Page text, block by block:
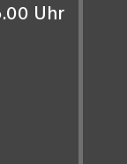
Uhr